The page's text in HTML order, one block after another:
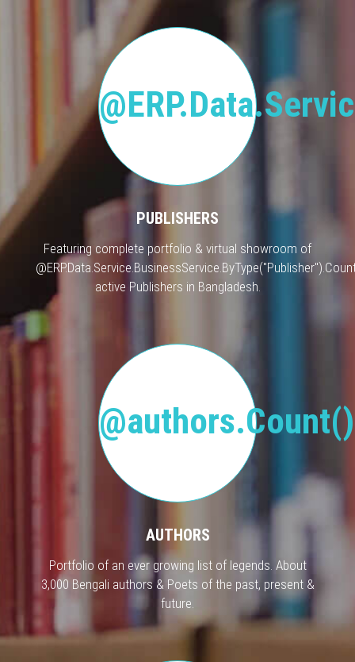
PUBLISHERS
Featuring complete portfolio & virtual showroom of
active Publishers in Bangladesh.
AUTHORS
Portfolio of an ever growing list of legends. About
3,000 Bengali authors & Poets of the past, present &
future.